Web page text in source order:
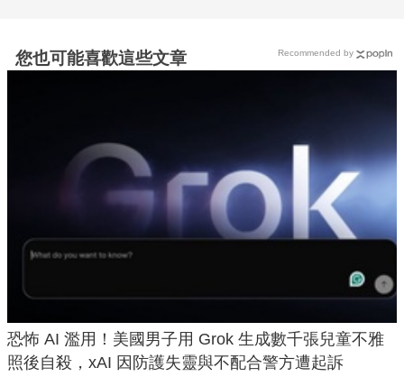
您也可能喜歡這些文章
恐怖 AI 濫用！美國男子用 Grok 生成數千張兒童不雅
照後自殺，xAI 因防護失靈與不配合警方遭起訴
Recommended by